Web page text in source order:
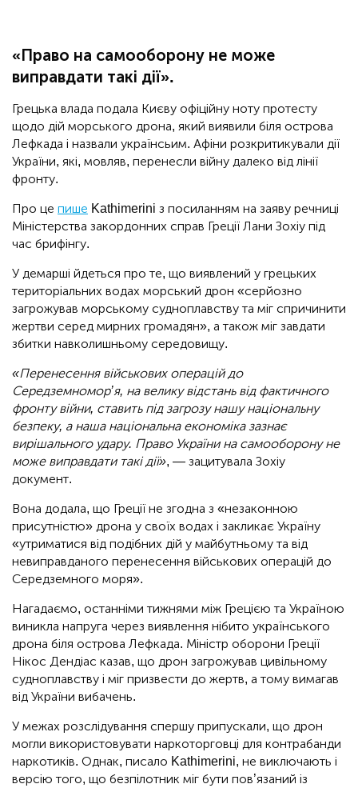
«Право на самооборону не може
виправдати такі дії».
Грецька влада подала Києву офіційну ноту протесту
щодо дій морського дрона, який виявили біля острова
Лефкада і назвали українсьим. Афіни розкритикували дії
України, які, мовляв, перенесли війну далеко від лінії
фронту.
Про це пише Kathimerini з посиланням на заяву речниці
Міністерства закордонних справ Греції Лани Зохіу під
час брифінгу.
У демарші йдеться про те, що виявлений у грецьких
територіальних водах морський дрон «серйозно
загрожував морському судноплавству та міг спричинити
жертви серед мирних громадян», а також міг завдати
збитки навколишньому середовищу.
«Перенесення військових операцій до
Середземномор’я, на велику відстань від фактичного
фронту війни, ставить під загрозу нашу національну
безпеку, а наша національна економіка зазнає
вирішального удару. Право України на самооборону не
може виправдати такі дії», — зацитувала Зохіу
документ.
Вона додала, що Греції не згодна з «незаконною
присутністю» дрона у своїх водах і закликає Україну
«утриматися від подібних дій у майбутньому та від
невиправданого перенесення військових операцій до
Середземного моря».
Нагадаємо, останніми тижнями між Грецією та Україною
виникла напруга через виявлення нібито українського
дрона біля острова Лефкада. Міністр оборони Греції
Нікос Дендіас казав, що дрон загрожував цивільному
судноплавству і міг призвести до жертв, а тому вимагав
від України вибачень.
У межах розслідування спершу припускали, що дрон
могли використовувати наркоторговці для контрабанди
наркотиків. Однак, писало Kathimerini, не виключають і
версію того, що безпілотник міг бути пов’язаний із